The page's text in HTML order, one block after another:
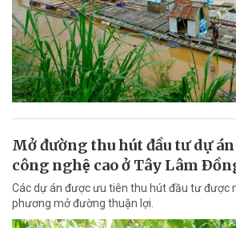
Mở đường thu hút đầu tư dự
công nghệ cao ở Tây Lâm
Các dự án được ưu tiên thu hút đầu tư được
phương mở đường thuận lợi.